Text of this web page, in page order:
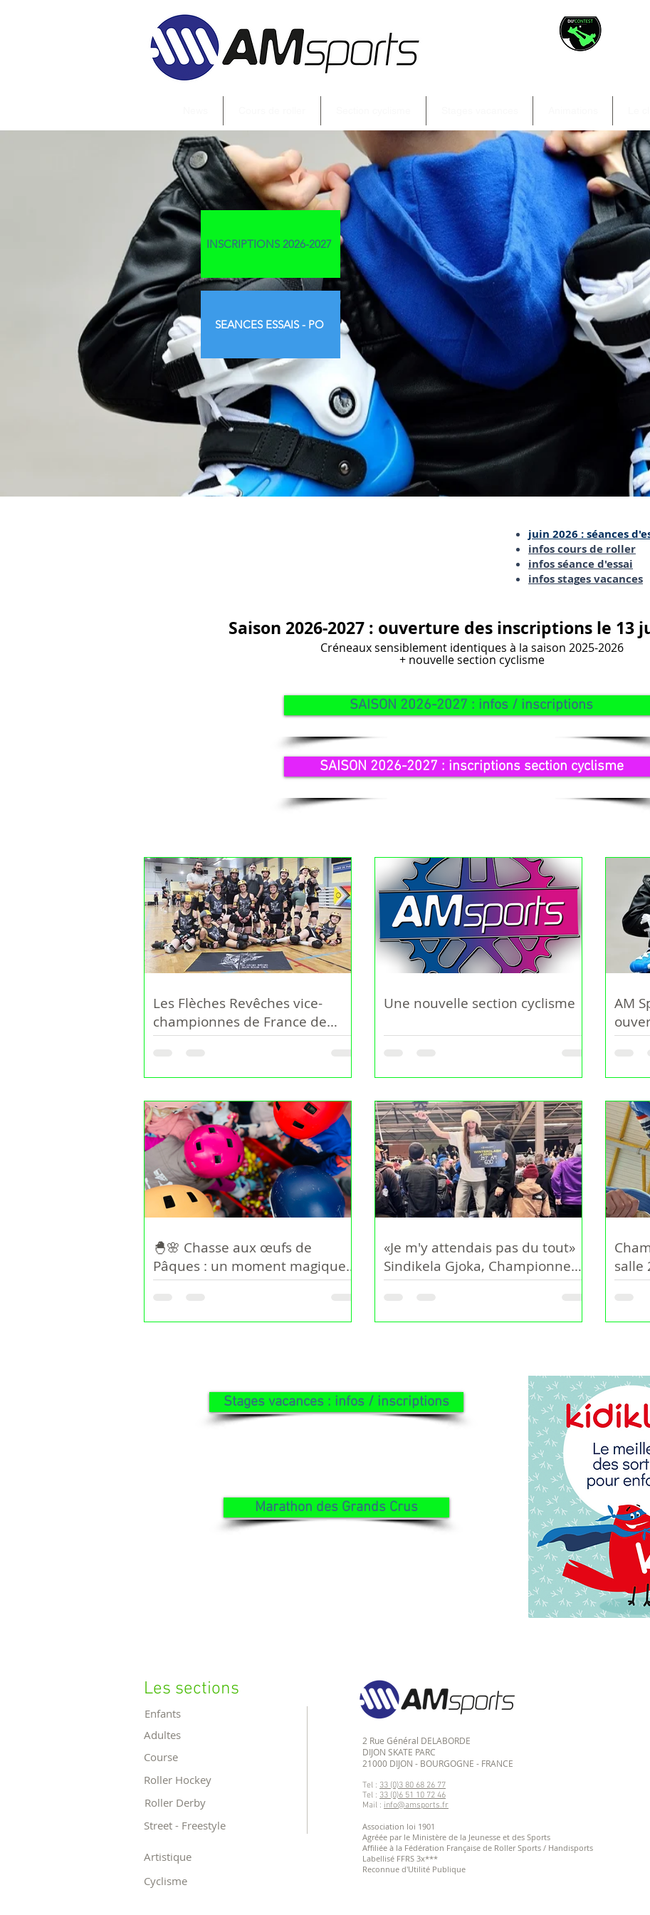
INSCRIPTIONS 2026-2027
SEANCES ESSAIS - PO
juin 2026 : séances
infos cours de roller
infos séance d'essai
infos stages vacances
Saison 2026-2027 : ouverture des inscriptions le 13
Créneaux sensiblement identiques à la saison 2025-2026
+ nouvelle section cyclisme
SAISON 2026-2027 : infos / inscriptions
SAISON 2026-2027 : inscriptions section cyclisme
Les Flèches Revêches vice-
championnes de France de
Nationale 2 et de retour en
Une nouvelle section cyclisme
AM
🐣🌸 Chasse aux œufs de
Pâques : un moment magique !
🍫🎉
«Je m'y attendais pas du tout»
Sindikela Gjoka, Championne
du Winterclash 2026
salle
Stages vacances : infos / inscriptions
Marathon des Grands Crus
Les sections
Enfants
Adultes
Course
Roller Hockey
Roller Derby
Street - Freestyle
Artistique
2 Rue Général DELABORDE
DIJON SKATE PARC
21000 DIJON - BOURGOGNE - FRANCE
Tel : 33 (0)3 80 68 26 77
Tel : 33 (0)6 51 10 72 46
Mail : info@amsports.fr
Association loi 1901
Agréée par le Ministère de la Jeunesse et des Sports
Affiliée à la Fédération Française de Roller Sports / Handisports
Labellisé FFRS 3x***
Reconnue d'Utilité Publique
Cyclisme